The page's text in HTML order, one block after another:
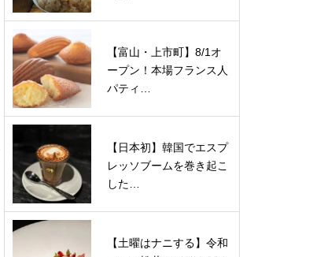
【富山・上市町】8/1オ
ープン！本場フランス人
パティ…
【日本初】韓国でエスプ
レッソブームを巻き起こ
した…
【土曜はナニする】令和